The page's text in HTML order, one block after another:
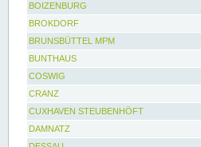
BOIZENBURG
BROKDORF
BRUNSBÜTTEL MPM
BUNTHAUS
COSWIG
CRANZ
CUXHAVEN STEUBENHÖFT
DAMNATZ